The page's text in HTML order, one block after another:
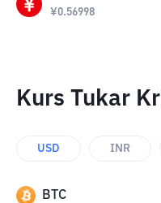
¥0.56998
Kurs Tukar
USD INR
BTC